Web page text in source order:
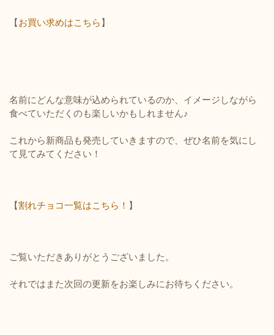
【お買い求めはこちら 】
名前にどんな意味が込められているのか、イメージしながら
食べていただくのも楽しいかもしれません♪
これから新商品も発売していきますので、ぜひ名前を気にし
て見てみてください！
【割れチョコ一覧はこちら！ 】
ご覧いただきありがとうございました。
それではまた次回の更新をお楽しみにお待ちください。